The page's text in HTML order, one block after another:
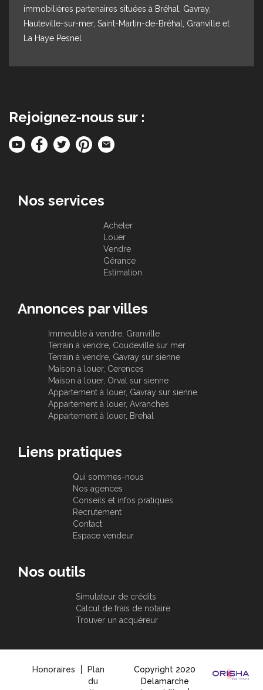
immobilières partenaires situées à Bréhal, Gavray,
Hauteville-sur-mer, Saint-Martin-de-Bréhal, Granville et
La Haye Pesnel
Rejoignez-nous sur :
Nos services
Acheter
Louer
Vendre
Gérance
Estimation
Annonces par villes
Immeuble à vendre, Granville
Terrain à vendre, Coudeville sur mer
Terrain à vendre, Gavray sur sienne
Maison à louer, Cerences
Maison à louer, Orval sur sienne
Appartement à louer, Gavray sur sienne
Appartement à louer, Avranches
Appartement à louer, Brehal
Liens pratiques
Qui sommes-nous
Nos agences
Conseils et infos pratiques
Recrutement
Contact
Espace vendeur
Nos outils
Simulateur de crédits
Calcul de frais de notaire
Trouver un acquéreur
Honoraires
Plan
du
Copyright 2020
Delamarche